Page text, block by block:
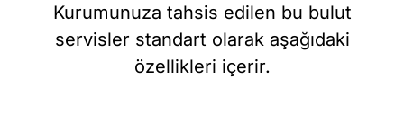
Kurumunuza tahsis edilen bu bulut
servisler standart olarak aşağıdaki
özellikleri içerir.